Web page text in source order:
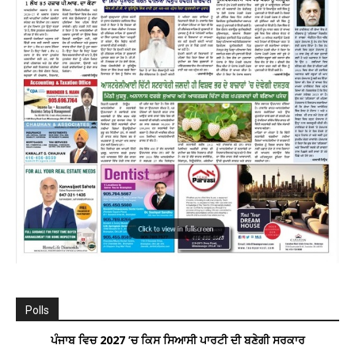
Polls
ਪੰਜਾਬ ਵਿਚ 2027 ’ਚ ਕਿਸ ਸਿਆਸੀ ਪਾਰਟੀ ਦੀ ਬਣੇਗੀ ਸਰਕਾਰ